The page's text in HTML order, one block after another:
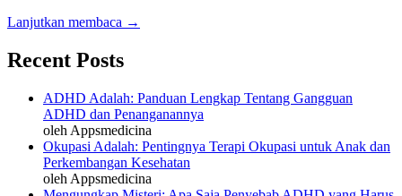
Lanjutkan membaca →
Recent Posts
ADHD Adalah: Panduan Lengkap Tentang Gangguan
ADHD dan Penanganannya
oleh Appsmedicina
Okupasi Adalah: Pentingnya Terapi Okupasi untuk Anak dan
Perkembangan Kesehatan
oleh Appsmedicina